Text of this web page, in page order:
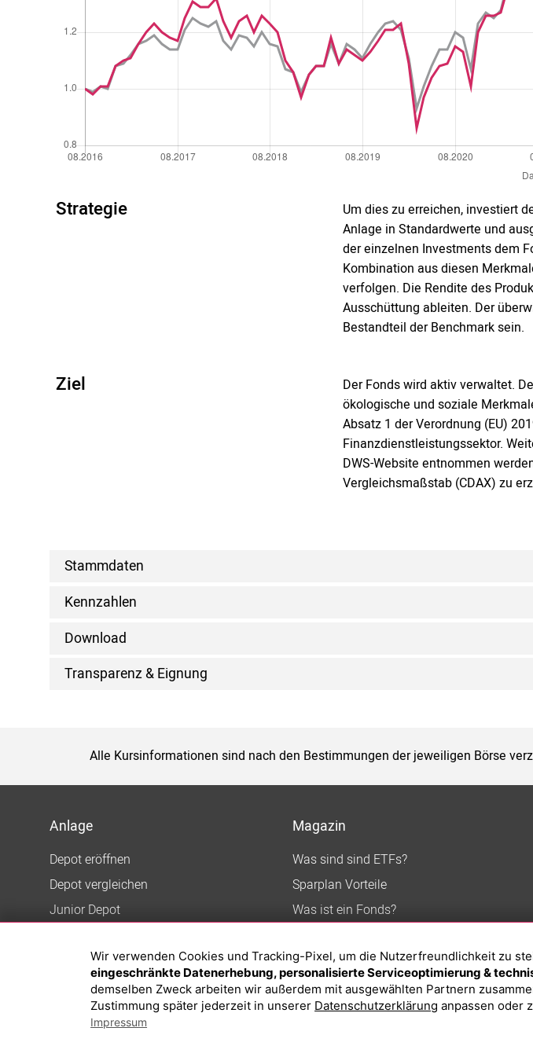
Strategie
Um dies zu erreichen, investiert
Anlage in Standardwerte und
der einzelnen Investments dem
Kombination aus diesen
verfolgen. Die Rendite des
Ausschüttung ableiten. Der
Bestandteil der Benchmark sein.
Ziel
Der Fonds wird aktiv verwaltet.
ökologische und soziale
Absatz 1 der Verordnung (EU)
Finanzdienstleistungssektor.
DWS-Website entnommen
Vergleichsmaßstab (CDAX) zu
Stammdaten
Kennzahlen
Download
Transparenz & Eignung
Alle Kursinformationen sind nach den Bestimmungen der jeweiligen Börse
Anlage
Depot eröffnen
Depot vergleichen
Junior Depot
Top-Fonds
Fonds-Suche
Magazin
Was sind sind ETFs?
Sparplan Vorteile
Was ist ein Fonds?
Wir verwenden Cookies und Tracking-Pixel, um die Nutzerfreundlichkeit zu
eingeschränkte Datenerhebung, personalisierte Serviceoptimierung &
demselben Zweck arbeiten wir außerdem mit ausgewählten Partnern
Zustimmung später jederzeit in unserer Datenschutzerklärung anpassen oder
Impressum